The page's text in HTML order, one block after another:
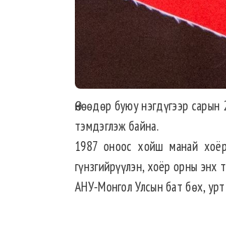
Өнөөдөр буюу нэгдүгээр
тэмдэглэж байна.
1987 оноос хойш манай
гүнзгийрүүлэн, хоёр орны энх
АНУ-Монгол Улсын бат бөх,